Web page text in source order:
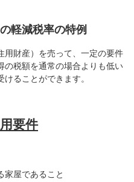
軽減税率の特例
用財産）を売って、一定の要件
の税額を通常の場合よりも低い
ることができます。
要件
家屋であること